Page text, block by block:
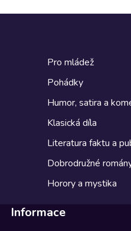
Pro mládež
Pohádky
Humor, satira a
Klasická díla
Literatura faktu a
Dobrodružné
Horory a mystika
Informace